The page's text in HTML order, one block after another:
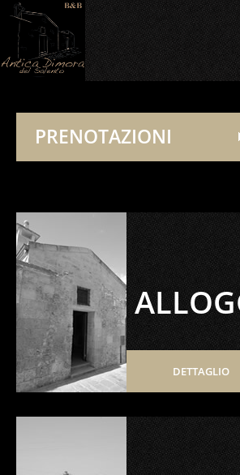
PRENOTAZIONI
DETTAGLIO